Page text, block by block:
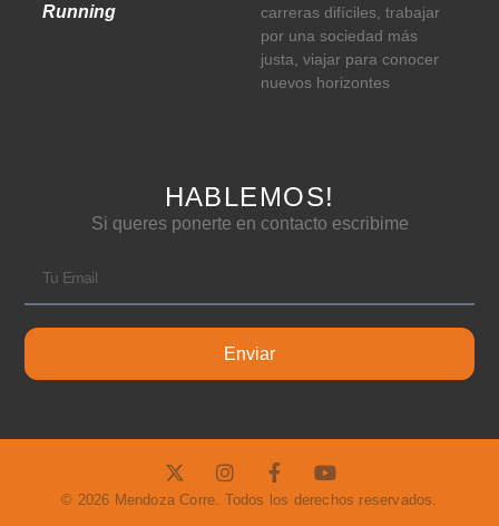
Running
carreras difíciles, trabajar
por una sociedad más
justa, viajar para conocer
nuevos horizontes
HABLEMOS!
Si queres ponerte en contacto escribime
Enviar
© 2026 Mendoza Corre. Todos los derechos reservados.